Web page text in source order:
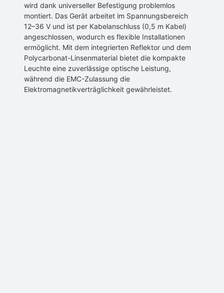
wird dank universeller Befestigung problemlos
montiert. Das Gerät arbeitet im Spannungsbereich
12–36 V und ist per Kabelanschluss (0,5 m Kabel)
angeschlossen, wodurch es flexible Installationen
ermöglicht. Mit dem integrierten Reflektor und dem
Polycarbonat-Linsenmaterial bietet die kompakte
Leuchte eine zuverlässige optische Leistung,
während die EMC-Zulassung die
Elektromagnetikverträglichkeit gewährleistet.